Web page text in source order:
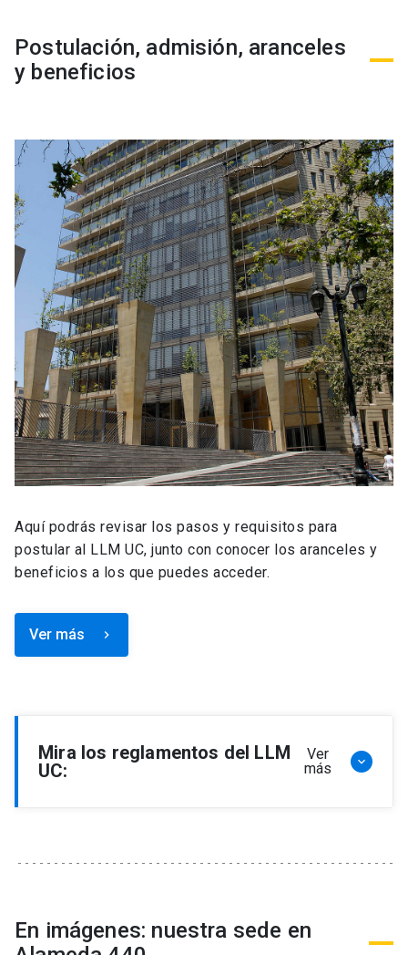
Postulación, admisión, aranceles
y beneficios
Aquí podrás revisar los pasos y requisitos para
postular al LLM UC, junto con conocer los aranceles y
beneficios a los que puedes acceder.
Ver más keyboard_arrow_right
Mira los reglamentos del LLM
UC:
Ver
más
keyboard_arrow_down
Reglamento de Becas y Descuentos Programa
de Magíster en Derecho, LLM
En imágenes: nuestra sede en